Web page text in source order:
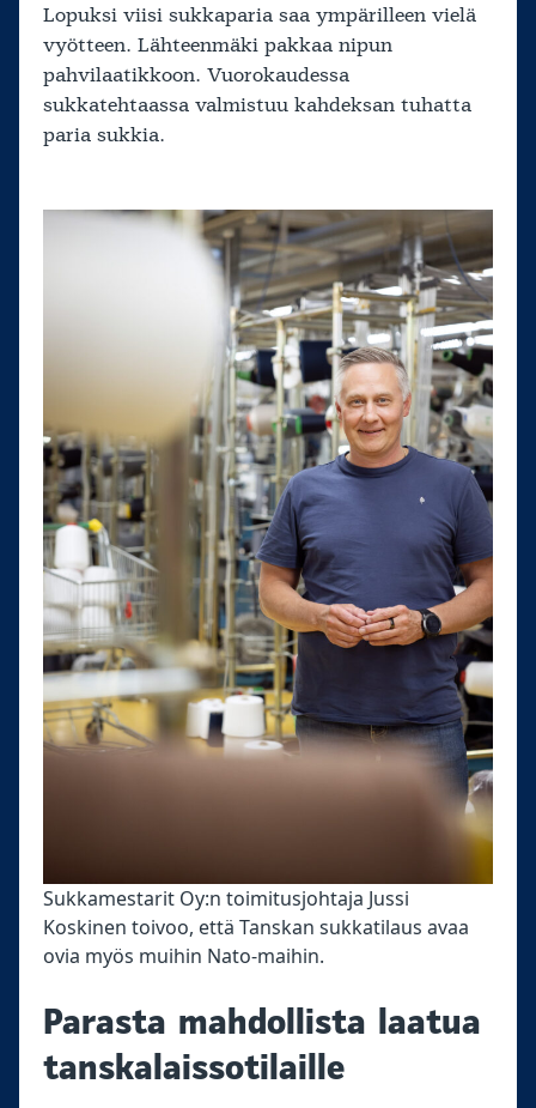
Lopuksi viisi sukkaparia saa ympärilleen vielä
vyötteen. Lähteenmäki pakkaa nipun
pahvilaatikkoon. Vuorokaudessa
sukkatehtaassa valmistuu kahdeksan tuhatta
paria sukkia.
Sukkamestarit Oy:n toimitusjohtaja Jussi
Koskinen toivoo, että Tanskan sukkatilaus avaa
ovia myös muihin Nato-maihin.
Parasta mahdollista laatua
tanskalaissotilaille